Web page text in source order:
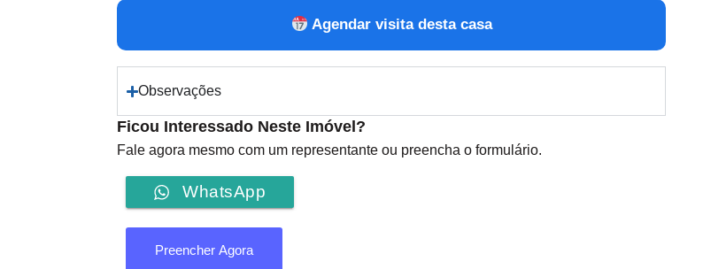
Agendar visita desta casa
Observações
Ficou Interessado Neste Imóvel?
Fale agora mesmo com um representante ou preencha o formulário.
WhatsApp
Preencher Agora